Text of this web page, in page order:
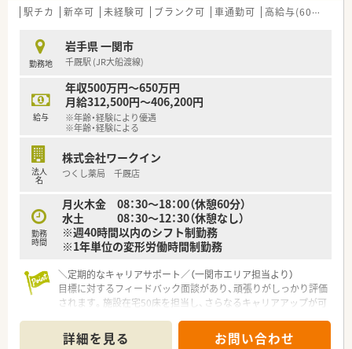
で腰を据えて長期的なキャリアを築きたい方に最適です。
があり年末年始や慶弔休暇などもしっかり取得可能です。
【想定されるキャリアイメージ】
■定期的なフィードバック面談を通じてご自身の目標達成状況
を確認し着実にステップアップを図ることができる制度です。
■現場での経験を積んだ後はご希望や適性に応じて管理薬剤師
やエリアマネージャーなど責任ある役職への挑戦も可能です。
継続的な学習をサポートする体制があり専門性を高められま
す。
駅チカ 新卒可 未経験可 ブランク可 車通勤可 高給与(600万円以上)
勤務地
岩手県 一関市
千厩駅 (JR大船渡線)
給与
年収500万円～650万円
月給312,500円～406,200円
※年齢・経験により優遇
※年齢・経験による
法人
名
株式会社ワークイン
つくし薬局 千厩店
勤務
時間
月火木金 08：30～18：00（休憩60分）
水土 08：30～12：30（休憩なし）
※週40時間以内のシフト制勤務
※1年単位の変形労働時間制勤務
＼定期的なキャリアサポート／（一関市エリア担当より）
目標に対するフィードバック面談があり、頑張りがしっかり評価
されます。施設在宅50床を担当し、さらなるキャリアアップが可
＊------------------------------------------＊
詳細を見る お問い合わせ